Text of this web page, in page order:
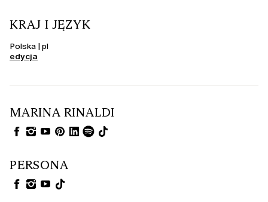
KRAJ I JĘZYK
Polska | pl
edycja
MARINA RINALDI
PERSONA